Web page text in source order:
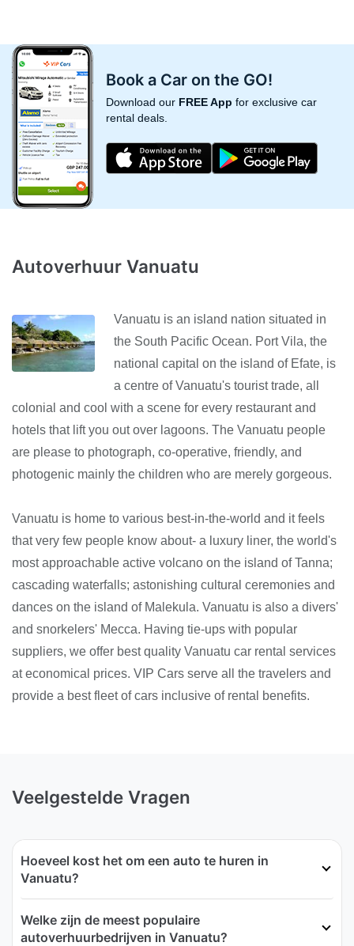
Book a Car on the GO!
Download our FREE App for exclusive car
rental deals.
Autoverhuur Vanuatu
Vanuatu is an island nation situated in
the South Pacific Ocean. Port Vila, the
national capital on the island of Efate, is
a centre of Vanuatu's tourist trade, all
colonial and cool with a scene for every restaurant and
hotels that lift you out over lagoons. The Vanuatu people
are please to photograph, co-operative, friendly, and
photogenic mainly the children who are merely gorgeous.
Vanuatu is home to various best-in-the-world and it feels
that very few people know about- a luxury liner, the world's
most approachable active volcano on the island of Tanna;
cascading waterfalls; astonishing cultural ceremonies and
dances on the island of Malekula. Vanuatu is also a divers'
and snorkelers' Mecca. Having tie-ups with popular
suppliers, we offer best quality Vanuatu car rental services
at economical prices. VIP Cars serve all the travelers and
provide a best fleet of cars inclusive of rental benefits.
Veelgestelde Vragen
Hoeveel kost het om een auto te huren in
Vanuatu?
Welke zijn de meest populaire
autoverhuurbedrijven in Vanuatu?